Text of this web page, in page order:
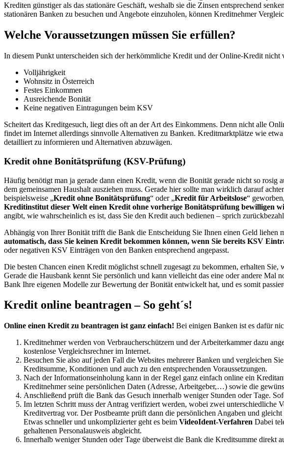
Krediten günstiger als das stationäre Geschäft, weshalb sie die Zinsen entsprechend
stationären Banken zu besuchen und Angebote einzuholen, können Kreditnehmer
Welche Voraussetzungen müssen Sie erfüllen?
In diesem Punkt unterscheiden sich der herkömmliche Kredit und der Online-Kredit
Volljährigkeit
Wohnsitz in Österreich
Festes Einkommen
Ausreichende Bonität
Keine negativen Eintragungen beim KSV
Scheitert das Kreditgesuch, liegt dies oft an der Art des Einkommens. Denn nicht alle
findet im Internet allerdings sinnvolle Alternativen zu Banken. Kreditmarktplätze wie
detailliert zu informieren und Alternativen abzuwägen.
Kredit ohne Bonitätsprüfung (KSV-Prüfung)
Häufig benötigt man ja gerade dann einen Kredit, wenn die Bonität gerade nicht so rosig
dem gemeinsamen Haushalt ausziehen muss. Gerade hier sollte man wirklich darauf
beispielsweise „Kredit ohne Bonitätsprüfung“ oder „Kredit für Arbeitslose“
Kreditinstitut dieser Welt einen Kredit ohne vorherige Bonitätsprüfung bewilligen
angibt, wie wahrscheinlich es ist, dass Sie den Kredit auch bedienen – sprich
Abhängig von Ihrer Bonität trifft die Bank die Entscheidung Sie Ihnen einen Geld liehen
automatisch, dass Sie keinen Kredit bekommen können, wenn Sie bereits KSV
oder negativen KSV Einträgen von den Banken entsprechend angepasst.
Die besten Chancen einen Kredit möglichst schnell zugesagt zu bekommen, erhalten Sie,
Gerade die Hausbank kennt Sie persönlich und kann vielleicht das eine oder andere
Bank Ihre eigenen Modelle zur Bewertung der Bonität entwickelt hat, und es somit
Kredit online beantragen – So geht´s!
Online einen Kredit zu beantragen ist ganz einfach! Bei einigen Banken ist es dafür
Kreditnehmer werden von Verbraucherschützern und der Arbeiterkammer dazu
kostenlose Vergleichsrechner im Internet.
Besuchen Sie also auf jeden Fall die Websites mehrerer Banken und vergleichen
Kreditsumme, Konditionen und auch zu den entsprechenden Voraussetzungen.
Nach der Informationseinholung kann in der Regel ganz einfach online ein
Kreditnehmer seine persönlichen Daten (Adresse, Arbeitgeber,…) sowie die
Anschließend prüft die Bank das Gesuch innerhalb weniger Stunden oder Tage.
Im letzten Schritt muss der Antrag verifiziert werden, wobei zwei unterschiedliche
Kreditvertrag vor. Der Postbeamte prüft dann die persönlichen Angaben und
Etwas schneller und unkomplizierter geht es beim VideoIdent-Verfahren Dabei
gehaltenen Personalausweis abgleicht.
Innerhalb weniger Stunden oder Tage überweist die Bank die Kreditsumme direkt